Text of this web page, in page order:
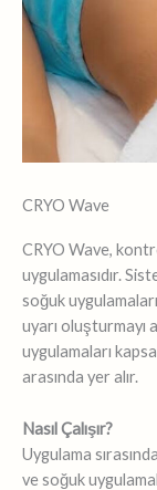
CRYO Wave
CRYO Wave,
uygulamasıdır.
soğuk
uyarı oluşturmayı
uygulamaları
arasında yer alır.
Nasıl Çalışır?
Uygulama
ve soğuk